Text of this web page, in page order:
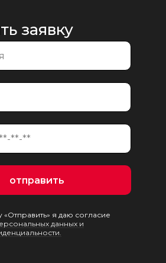
отправить
заявку
я даю согласие
данных и